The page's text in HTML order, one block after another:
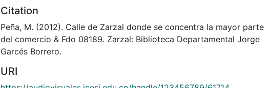
Citation
Peña, M. (2012). Calle de Zarzal donde se concentra la mayor parte
del comercio & Fdo 08189. Zarzal: Biblioteca Departamental Jorge
Garcés Borrero.
URI